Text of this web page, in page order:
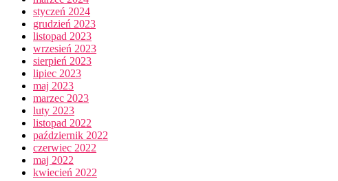
styczeń 2024
grudzień 2023
listopad 2023
wrzesień 2023
sierpień 2023
lipiec 2023
maj 2023
marzec 2023
luty 2023
listopad 2022
październik 2022
czerwiec 2022
maj 2022
kwiecień 2022